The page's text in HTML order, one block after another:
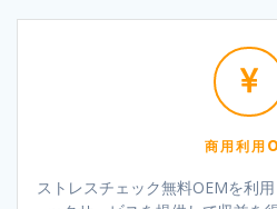
商用利用
ストレスチェック無料OEMを利